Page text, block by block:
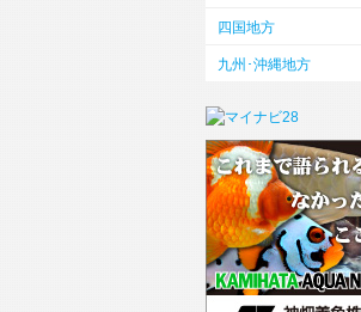
四国地方
九州･沖縄地方